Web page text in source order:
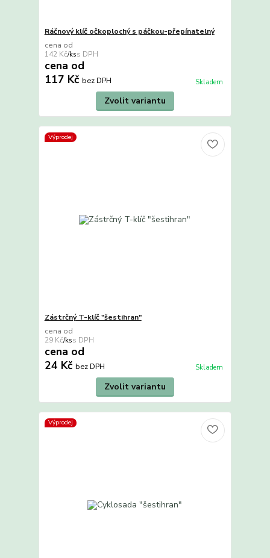
Ráčnový klíč očkoplochý s páčkou-přepínatelný
cena od
142 Kč/ks
cena od
117 Kč bez DPH Skladem
Zvolit variantu
Výprodej
Zástrčný T-klíč "šestihran"
cena od
29 Kč/ks
cena od
24 Kč bez DPH Skladem
Zvolit variantu
Výprodej